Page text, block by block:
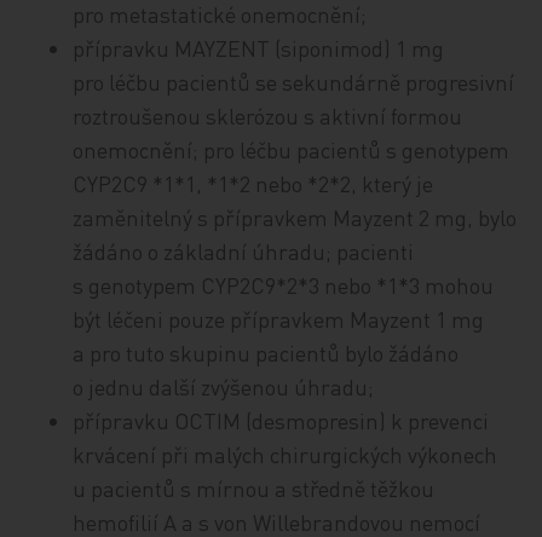
pro metastatické onemocnění;
přípravku MAYZENT (siponimod) 1 mg
pro léčbu pacientů se sekundárně progresivní
roztroušenou sklerózou s aktivní formou
onemocnění; pro léčbu pacientů s genotypem
CYP2C9 *1*1, *1*2 nebo *2*2, který je
zaměnitelný s přípravkem Mayzent 2 mg, bylo
žádáno o základní úhradu; pacienti
s genotypem CYP2C9*2*3 nebo *1*3 mohou
být léčeni pouze přípravkem Mayzent 1 mg
a pro tuto skupinu pacientů bylo žádáno
o jednu další zvýšenou úhradu;
přípravku OCTIM (desmopresin) k prevenci
krvácení při malých chirurgických výkonech
u pacientů s mírnou a středně těžkou
hemofilií A a s von Willebrandovou nemocí